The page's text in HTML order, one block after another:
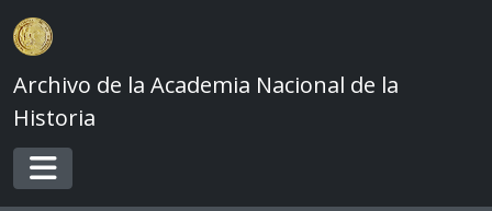
Skip to main content
Archivo de la Academia Nacional de la
Historia
Toggle navigation